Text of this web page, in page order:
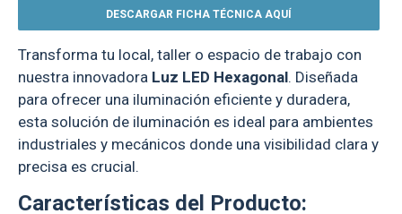
DESCARGAR FICHA TÉCNICA AQUÍ
Transforma tu local, taller o espacio de trabajo con
nuestra innovadora Luz LED Hexagonal. Diseñada
para ofrecer una iluminación eficiente y duradera,
esta solución de iluminación es ideal para ambientes
industriales y mecánicos donde una visibilidad clara y
precisa es crucial.
Características del Producto: